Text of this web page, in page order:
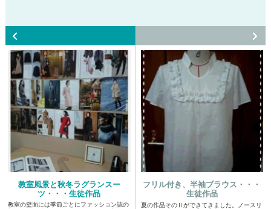
教室風景と秋冬ラグランスー
ツ・・・生徒作品
教室の壁面には季節ごとにファッション誌の
フリル付き、半袖ブラウス・・・
生徒作品
夏の作品そのⅡができてきました。ノースリ